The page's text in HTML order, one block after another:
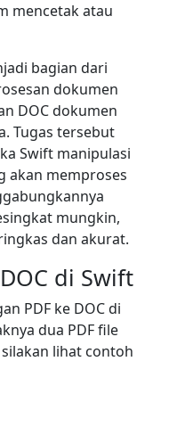
mencetak atau
bagian dari
dokumen
DOC dokumen
Tugas tersebut
Swift manipulasi
akan memproses
mungkin,
dan akurat.
di Swift
PDF ke DOC di
dua PDF file
lihat contoh